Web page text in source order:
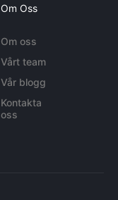
Om Oss
Om oss
Vårt team
Vår blogg
Kontakta
oss